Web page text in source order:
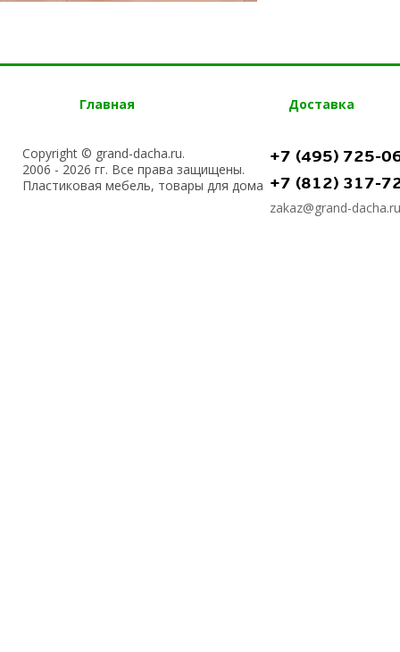
Главная Доставка
Copyright © grand-dacha.ru.
2006 - 2026 гг. Все права защищены.
Пластиковая мебель, товары для дома
+7 (495) 725-
+7 (812) 317-
zakaz@grand-dacha.ru